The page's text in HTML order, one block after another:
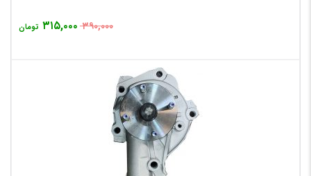
۳۹۰,۰۰۰ ۳۱۵,۰۰۰ تومان